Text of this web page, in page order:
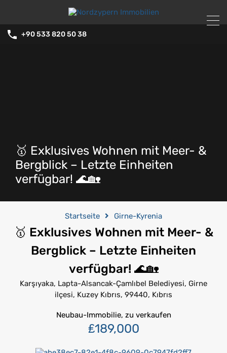
+90 533 820 50 38
🥇 Exklusives Wohnen mit Meer- &
Bergblick – Letzte Einheiten
verfügbar! 🌊🏡
Startseite Girne-Kyrenia
🥇 Exklusives Wohnen mit Meer- &
Bergblick – Letzte Einheiten
verfügbar! 🌊🏡
Karşıyaka, Lapta-Alsancak-Çamlıbel Belediyesi, Girne
ilçesi, Kuzey Kıbrıs, 99440, Kıbrıs
Neubau-Immobilie, zu verkaufen
₤189,000